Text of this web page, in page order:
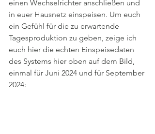
einen Wechselrichter anschließen und
in euer Hausnetz einspeisen. Um euch
ein Gefühl für die zu erwartende
Tagesproduktion zu geben, zeige ich
euch hier die echten Einspeisedaten
des Systems hier oben auf dem Bild,
einmal für Juni 2024 und für September
2024: